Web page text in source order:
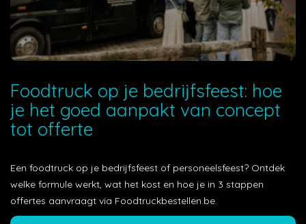
Foodtruck op je bedrijfsfeest: hoe
je het goed aanpakt van concept
tot offerte
Een foodtruck op je bedrijfsfeest of personeelsfeest? Ontdek
welke formule werkt, wat het kost en hoe je in 3 stappen
offertes aanvraagt via Foodtruckbestellen.be.